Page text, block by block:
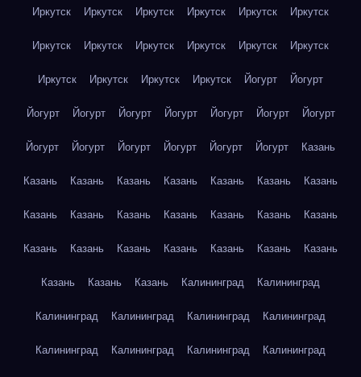
Иркутск Иркутск Иркутск Иркутск Иркутск Иркутск
Иркутск Иркутск Иркутск Иркутск Иркутск Иркутск
Иркутск Иркутск Иркутск Иркутск Йогурт Йогурт
Йогурт Йогурт Йогурт Йогурт Йогурт Йогурт Йогурт
Йогурт Йогурт Йогурт Йогурт Йогурт Йогурт Казань
Казань Казань Казань Казань Казань Казань Казань
Казань Казань Казань Казань Казань Казань Казань
Казань Казань Казань Казань Казань Казань Казань
Казань Казань Казань Калининград Калининград
Калининград Калининград Калининград Калининград
Калининград Калининград Калининград Калининград